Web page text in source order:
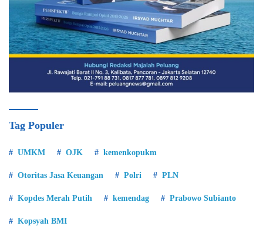
Tag Populer
UMKM OJK kemenkopukm
Otoritas Jasa Keuangan Polri PLN
Kopdes Merah Putih kemendag Prabowo Subianto
Kopsyah BMI